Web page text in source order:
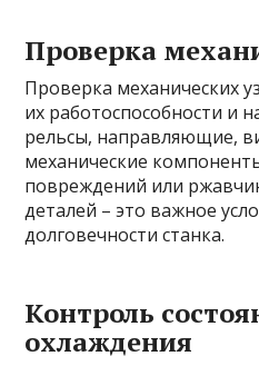
Проверка
Проверка механических
их работоспособности и
рельсы, направляющие,
механические
повреждений или
деталей – это важное
долговечности станка.
Контроль
охлаждения